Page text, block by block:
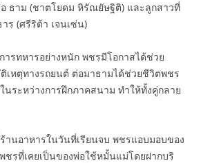
ธาม (ชาตโยดม หิรัณยัษฐิติ) และลูกสาวที่
ร (ศรีริต้า เจนเซ่น)
ารทหารอย่างหนัก พชรมีโอกาสได้ช่วย
เหตุทางรถยนต์ ต่อมาธามได้ช่วยชีวิตพชร
ระหว่างการฝึกภาคสนาม ทำให้ทั้งคู่กลาย
านอาหารในวันที่เรียนจบ พชรแอบมอบของ
ชรที่เคยเป็นของพ่อใช้หมั้นแม่โดยฝากบริ